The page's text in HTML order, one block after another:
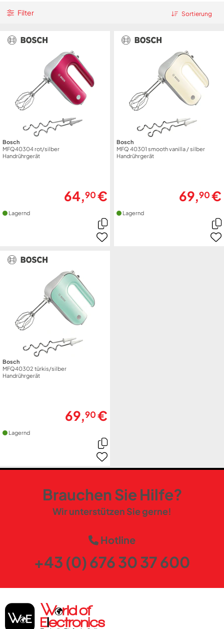
Sortierung
Filter
Bosch
MFQ40304 rot/silber
Handrührgerät
64,90€
Lagernd
Bosch
MFQ 40301 smooth vanilla / silber
Handrührgerät
69,90€
Lagernd
Bosch
MFQ40302 türkis/silber
Handrührgerät
69,90€
Lagernd
Brauchen Sie Hilfe?
Wir unterstützen Sie gerne!
Hotline
+43 (0) 676 30 37 600